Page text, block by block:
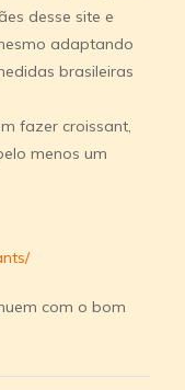
desse site e
adaptando
brasileiras
fazer croissant,
menos um
com o bom